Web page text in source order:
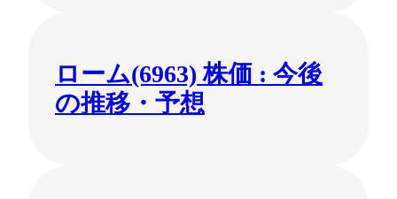
ローム(6963) 株価 : 今後
の推移・予想